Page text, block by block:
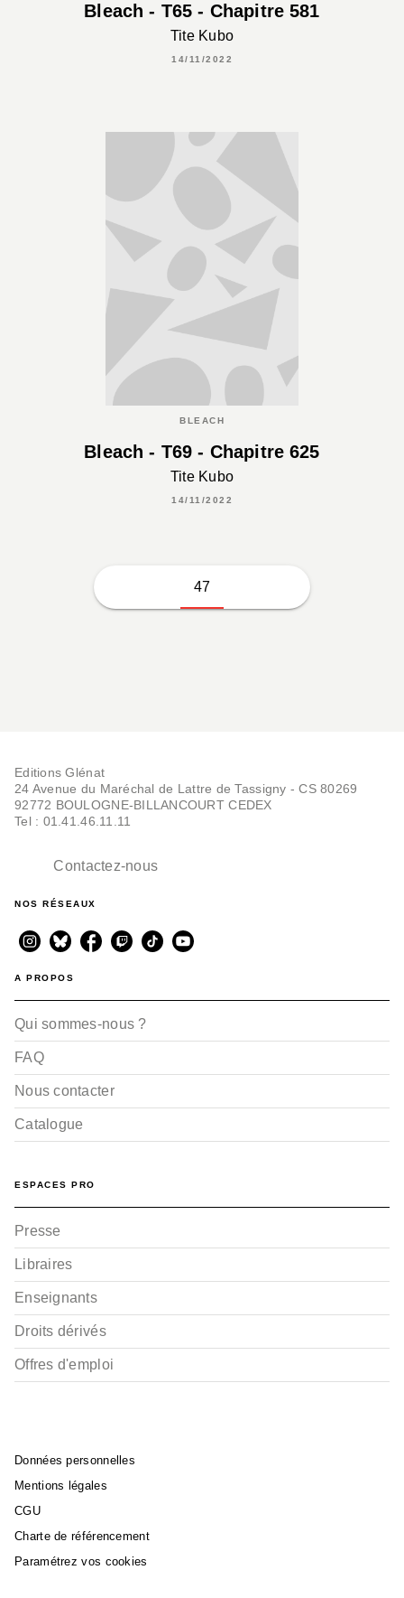
Bleach - T65 - Chapitre 581
Tite Kubo
14/11/2022
BLEACH
Bleach - T69 - Chapitre 625
Tite Kubo
14/11/2022
47
Editions Glénat
24 Avenue du Maréchal de Lattre de Tassigny - CS 80269
92772 BOULOGNE-BILLANCOURT CEDEX
Tel : 01.41.46.11.11
Contactez-nous
NOS RÉSEAUX
A PROPOS
Qui sommes-nous ?
FAQ
Nous contacter
Catalogue
ESPACES PRO
Presse
Libraires
Enseignants
Droits dérivés
Offres d'emploi
Données personnelles
Mentions légales
CGU
Charte de référencement
Paramétrez vos cookies